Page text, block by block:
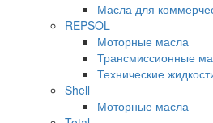
Масла для
REPSOL
Моторные масла
Трансмиссионные
Технические
Shell
Моторные масла